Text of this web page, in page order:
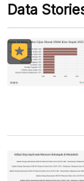
Data